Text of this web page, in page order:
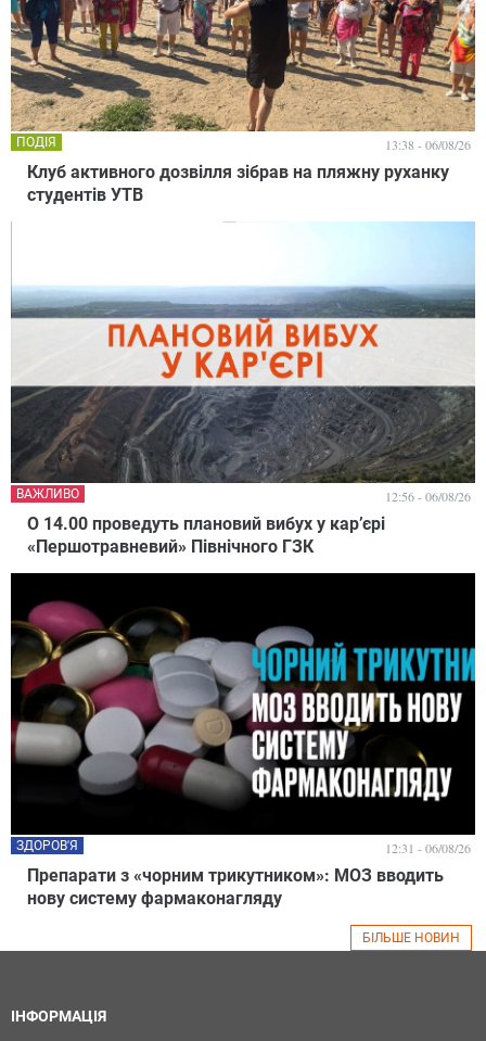
Клуб активного дозвілля зібрав на пляжну руханку
студентів УТВ
ПОДІЯ 13:38 - 06/08/26
О 14.00 проведуть плановий вибух у кар’єрі
«Першотравневий» Північного ГЗК
ВАЖЛИВО 12:56 - 06/08/26
Препарати з «чорним трикутником»: МОЗ вводить
нову систему фармаконагляду
ЗДОРОВ'Я 12:31 - 06/08/26
БІЛЬШЕ НОВИН
ІНФОРМАЦІЯ